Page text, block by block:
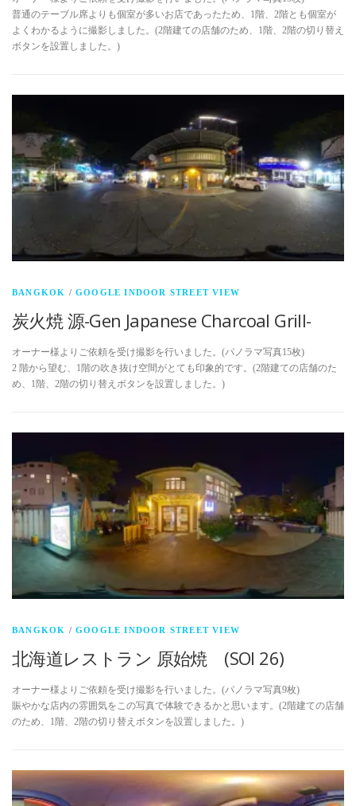
普通のテーブル席よりも個室が多いお店であったため、1階、2階とも個室が
よくわかるように撮影しました。(2階建ての店舗のため、1階、2階の切り替え
ボタンを設置しました。)
BANGKOK /GOOGLE INDOOR STREET VIEW
炭火焼 源-Gen Japanese Charcoal Grill-
オーナー様よりご依頼を受け撮影を行いました。(パノラマ写真15枚)
2 階から望む、1階の吹き抜け空間がとても印象的です。(2階建ての店舗のた
め、1階、2階の切り替えボタンを設置しました。)
BANGKOK /GOOGLE INDOOR STREET VIEW
北海道レストラン 原始焼 (SOI 26)
オーナー様よりご依頼を受け撮影を行いました。(パノラマ写真9枚)
賑やかな店内の雰囲気をこの写真で体験できるかと思います。(2階建ての店舗
のため、1階、2階の切り替えボタンを設置しました。)